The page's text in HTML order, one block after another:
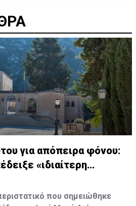
για απόπειρα φόνου:
«ιδιαίτερη
που σημειώθηκε